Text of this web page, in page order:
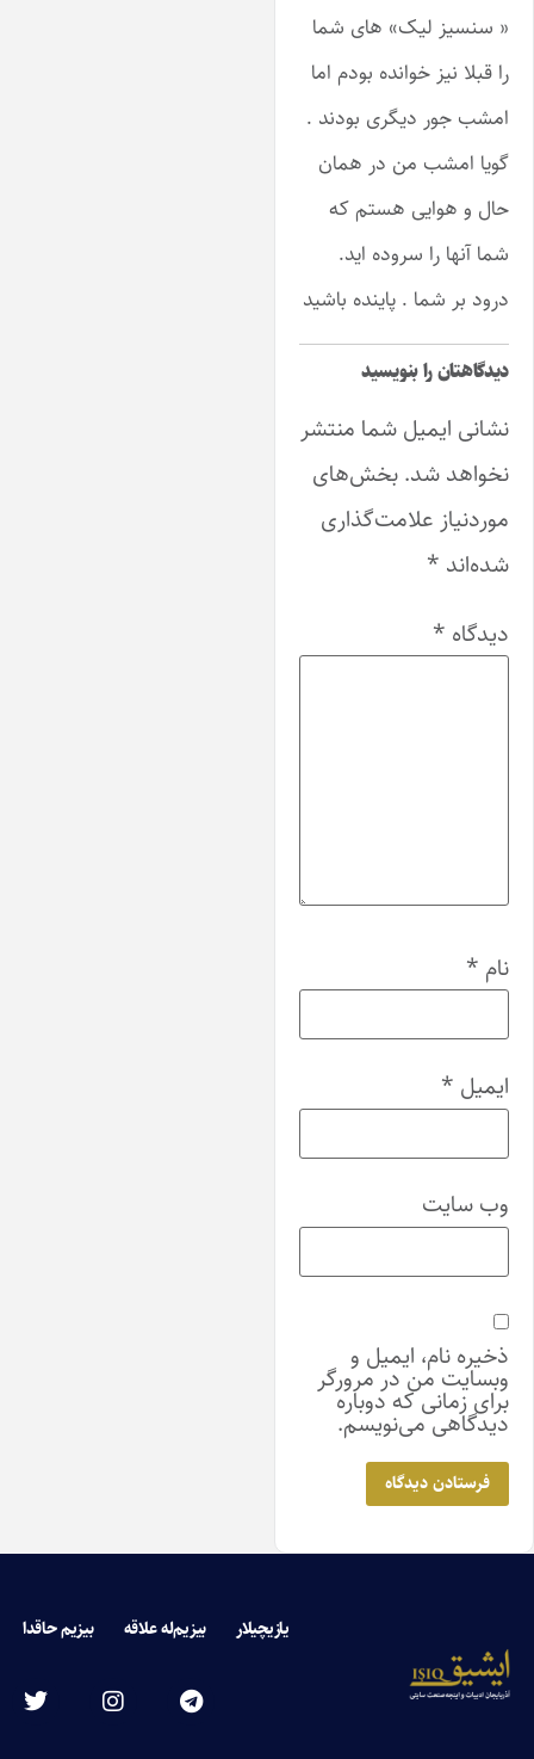
سنسیز لیک» های شما
قبلا نیز خوانده بودم اما
جور دیگری بودند .
امشب من در همان
و هوایی هستم که
آنها را سروده اید.
بر شما . پاینده باشید
را بنویسید
ایمیل شما منتشر
شد.بخش‌های
علامت‌گذاری
*
*
*
*
سایت
نام، ایمیل و
من در مرورگر
زمانی که دوباره
می‌نویسم.
یازیچیلار بیزیم‌له علاقه بیزیم حاقدا